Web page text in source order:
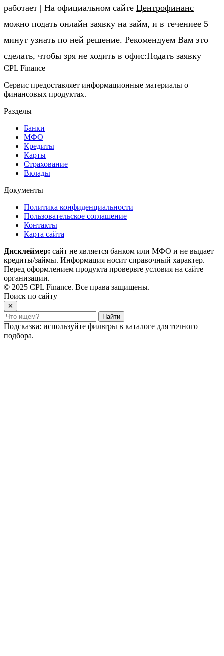
ра­бо­та­ет | На официальном сайте Центрофинанс
можно подать онлайн заявку на займ, и в течениее 5
минут узнать по ней решение. Рекомендуем Вам это
сделать, чтобы зря не ходить в офис:Подать заявку
CPL Finance
Сервис предоставляет информационные материалы о
финансовых продуктах.
Разделы
Банки
МФО
Кредиты
Карты
Страхование
Вклады
Документы
Политика конфиденциальности
Пользовательское соглашение
Контакты
Карта сайта
Дисклеймер: сайт не является банком или МФО и не выдает
кредиты/займы. Информация носит справочный характер.
Перед оформлением продукта проверьте условия на сайте
организации.
© 2025 CPL Finance. Все права защищены.
Поиск по сайту
✕
Найти
Подсказка: используйте фильтры в каталоге для точного
подбора.